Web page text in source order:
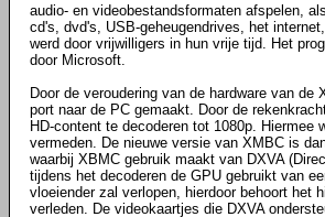
audio- en videobestandsformaten afspelen,
cd's, dvd's, USB-geheugendrives, het
werd door vrijwilligers in hun vrije tijd. Het
door Microsoft.
Door de veroudering van de hardware van
port naar de PC gemaakt. Door de
HD-content te decoderen tot 1080p.
vermeden. De nieuwe versie van XMBC is
waarbij XBMC gebruik maakt van DXVA
tijdens het decoderen de GPU gebruikt van
vloeiender zal verlopen, hierdoor behoort het
verleden. De videokaartjes die DXVA